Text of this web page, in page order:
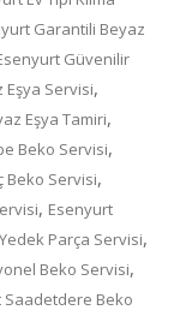
Garantili Beyaz
Güvenilir
Servisi,
Eşya Tamiri,
Beko Servisi,
Beko Servisi,
, Esenyurt
Parça Servisi,
Beko Servisi,
Saadetdere Beko